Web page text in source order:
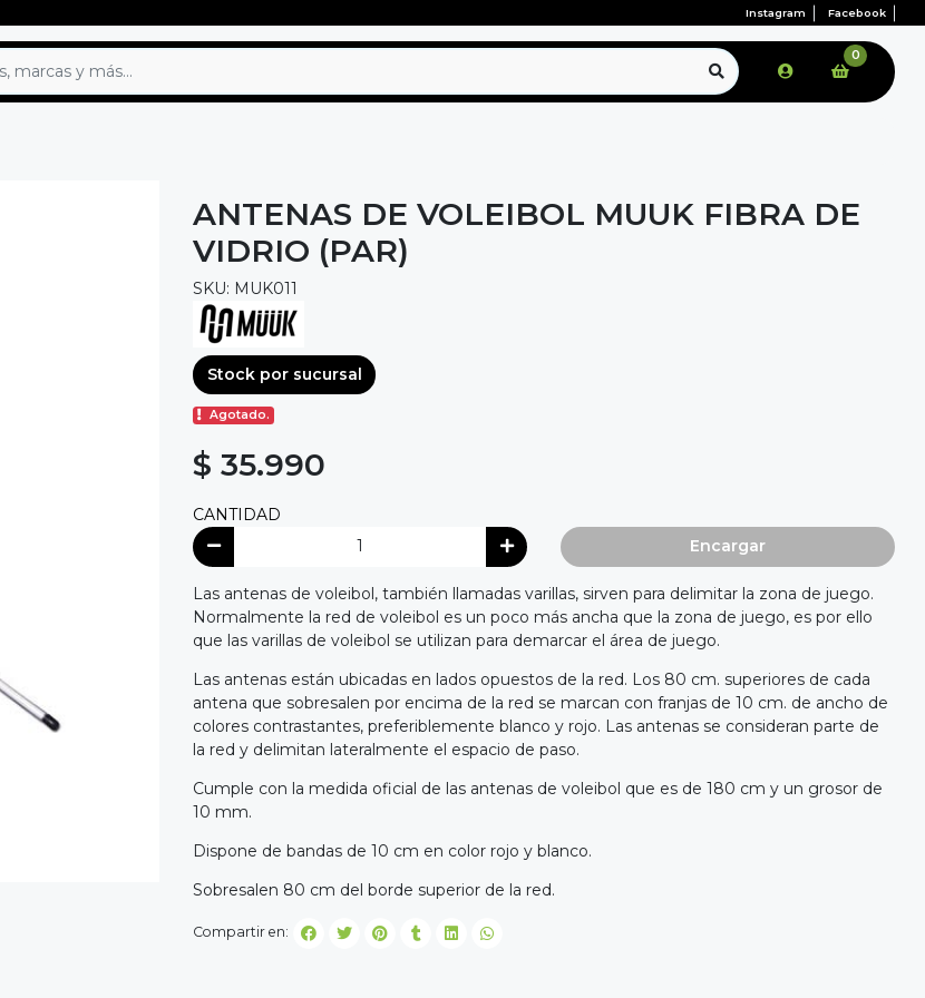
Instagram Facebook
0
ANTENAS DE VOLEIBOL MUUK FIBRA DE
VIDRIO (PAR)
SKU: MUK011
Stock por sucursal
Agotado.
$ 35.990
CANTIDAD
Encargar
Las antenas de voleibol, también llamadas varillas, sirven para delimitar la zona de juego.
Normalmente la red de voleibol es un poco más ancha que la zona de juego, es por ello
que las varillas de voleibol se utilizan para demarcar el área de juego.
Las antenas están ubicadas en lados opuestos de la red. Los 80 cm. superiores de cada
antena que sobresalen por encima de la red se marcan con franjas de 10 cm. de ancho de
colores contrastantes, preferiblemente blanco y rojo. Las antenas se consideran parte de
la red y delimitan lateralmente el espacio de paso.
Cumple con la medida oficial de las antenas de voleibol que es de 180 cm y un grosor de
10 mm.
Dispone de bandas de 10 cm en color rojo y blanco.
Sobresalen 80 cm del borde superior de la red.
Compartir en: